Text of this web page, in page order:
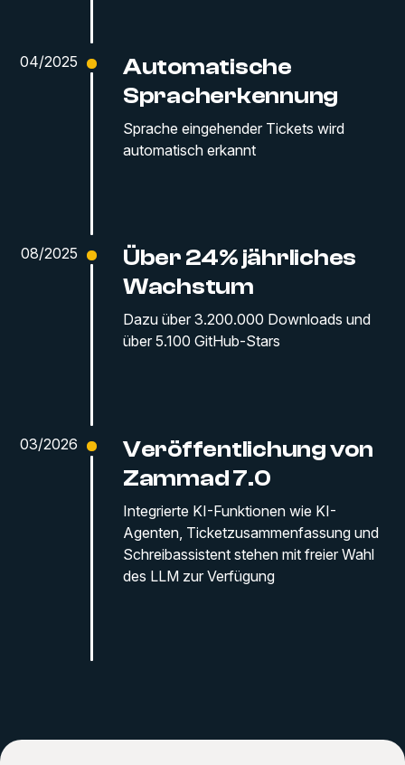
04/2025
Automatische
Spracherkennung
Sprache eingehender Tickets wird
automatisch erkannt
08/2025
Über 24% jährliches
Wachstum
Dazu über 3.200.000 Downloads und
über 5.100 GitHub-Stars
03/2026
Veröffentlichung von
Zammad 7.0
Integrierte KI-Funktionen wie KI-
Agenten, Ticketzusammenfassung und
Schreibassistent stehen mit freier Wahl
des LLM zur Verfügung